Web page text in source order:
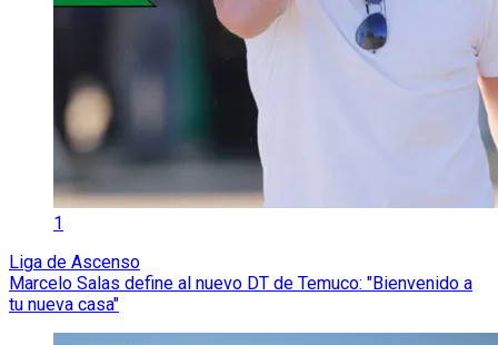
1
Liga de Ascenso
Marcelo Salas define al nuevo DT de Temuco: "Bienvenido a
tu nueva casa"